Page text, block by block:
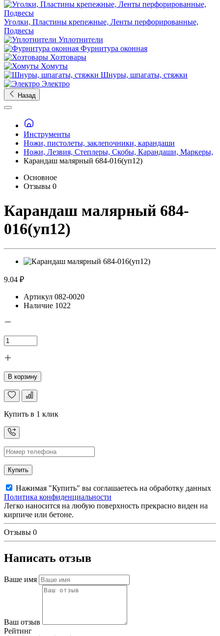
Уголки, Пластины крепежные, Ленты перфорированные,
Подвесы
Уплотнители
Фурнитура оконная
Хозтовары
Хомуты
Шнуры, шпагаты, стяжки
Электро
Назад
Инструменты
Ножи, пистолеты, заклепочники, карандаши
Ножи, Лезвия, Степлеры, Скобы, Карандаши, Маркеры,
Карандаш малярный 684-016(уп12)
Основное
Отзывы 0
Карандаш малярный 684-
016(уп12)
9.04 ₽
Артикул 082-0020
Наличие 1022
В корзину
Купить в 1 клик
Купить
Нажимая "Купить" вы соглашаетесь на обработку данных
Политика конфиденциальности
Легко наносится на любую поверхность прекрасно виден на
кирпиче или бетоне.
Отзывы 0
Написать отзыв
Ваше имя
Ваш отзыв
Рейтинг